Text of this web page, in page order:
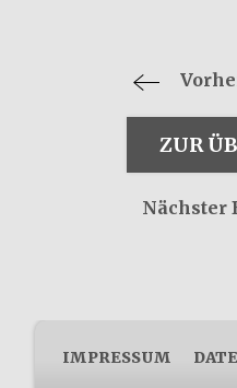
ZUR
Nächster
IMPRESSUM